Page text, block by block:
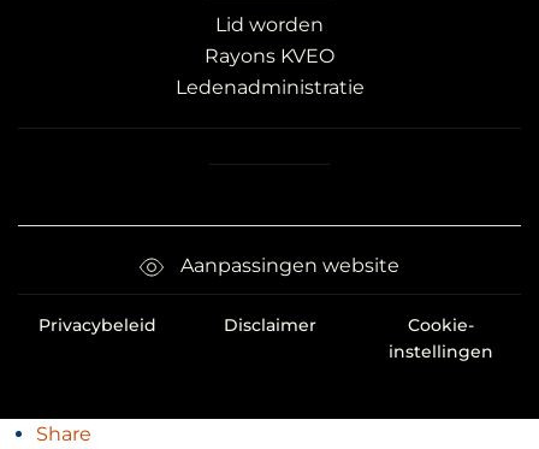
Lid worden
Rayons KVEO
Ledenadministratie
Aanpassingen website
Privacybeleid Disclaimer
Cookie-
instellingen
Share